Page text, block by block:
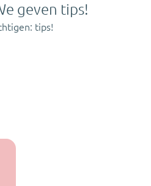
geven tips!